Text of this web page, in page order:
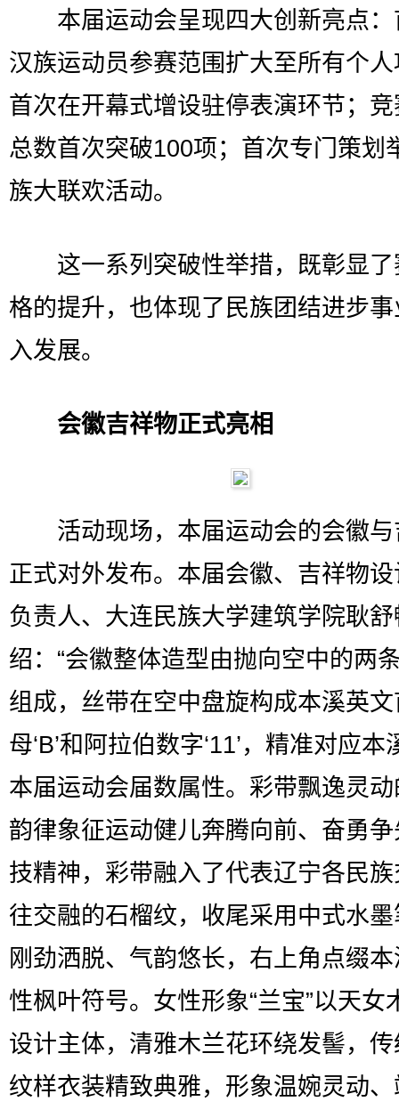
本届运动会呈现四大创新亮点：
汉族运动员参赛范围扩大至所有个
首次在开幕式增设驻停表演环节；
总数首次突破100项；首次专门策划
族大联欢活动。
这一系列突破性举措，既彰显了
格的提升，也体现了民族团结进步
入发展。
会徽吉祥物正式亮相
活动现场，本届运动会的会徽与
正式对外发布。本届会徽、吉祥物
负责人、大连民族大学建筑学院耿
绍：“会徽整体造型由抛向空中的两
组成，丝带在空中盘旋构成本溪英
母‘B’和阿拉伯数字‘11’，精准对应本
本届运动会届数属性。彩带飘逸灵
韵律象征运动健儿奔腾向前、奋勇
技精神，彩带融入了代表辽宁各民
往交融的石榴纹，收尾采用中式水
刚劲洒脱、气韵悠长，右上角点缀
性枫叶符号。女性形象“兰宝”以天女
设计主体，清雅木兰花环绕发髻，
纹样衣装精致典雅，形象温婉灵动